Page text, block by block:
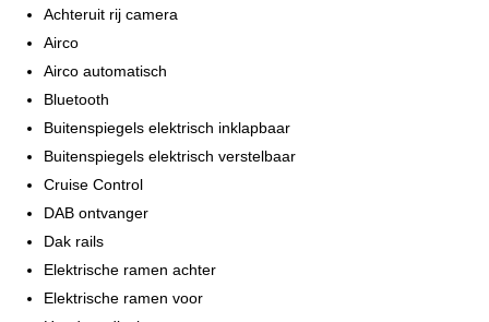
Achteruit rij camera
Airco
Airco automatisch
Bluetooth
Buitenspiegels elektrisch inklapbaar
Buitenspiegels elektrisch verstelbaar
Cruise Control
DAB ontvanger
Dak rails
Elektrische ramen achter
Elektrische ramen voor